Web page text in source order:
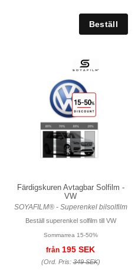
Färdigskuren Avtagbar Solfilm -
VW
SOYAFILM® - Superenkel bilsolfilm
Beställ superenkel solfilm till VW
Sommarrea 15-50%
från 195 SEK
(Ord. Pris:349 SEK)